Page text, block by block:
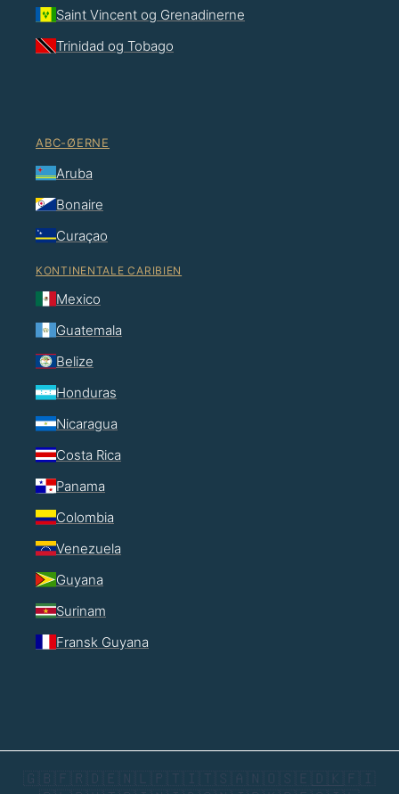
Saint Vincent og Grenadinerne
Trinidad og Tobago
ABC-ØERNE
Aruba
Bonaire
Curaçao
KONTINENTALE CARIBIEN
Mexico
Guatemala
Belize
Honduras
Nicaragua
Costa Rica
Panama
Colombia
Venezuela
Guyana
Surinam
Fransk Guyana
🇬🇧 🇫🇷 🇩🇪 🇳🇱 🇵🇹 🇮🇹 🇸🇦 🇳🇴 🇸🇪 🇩🇰 🇫🇮